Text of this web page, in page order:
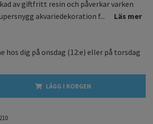
av giftfritt resin och påverkar varken
akvariedekoration f...
Läs mer
hos dig på onsdag (12:e) eller på torsdag
LÄGG I KORGEN